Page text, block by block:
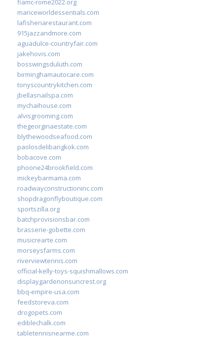
mariceworldessentials.com
lafisheriarestaurant.com
915jazzandmore.com
aguadulce-countryfair.com
jakehovis.com
bosswingsduluth.com
birminghamautocare.com
tonyscountrykitchen.com
jbellasnailspa.com
mychaihouse.com
alvisgrooming.com
thegeorginaestate.com
blythewoodseafood.com
paolosdelibangkok.com
bobacove.com
phoone24brookfield.com
mickeybarmama.com
roadwayconstructioninc.com
shopdragonflyboutique.com
sportszilla.org
batchprovisionsbar.com
brasserie-gobette.com
musicrearte.com
morseysfarms.com
riverviewtennis.com
official-kelly-toys-squishmallows.com
displaygardenonsuncrest.org
bbq-empire-usa.com
feedstoreva.com
drogopets.com
ediblechalk.com
tabletennisnearme.com